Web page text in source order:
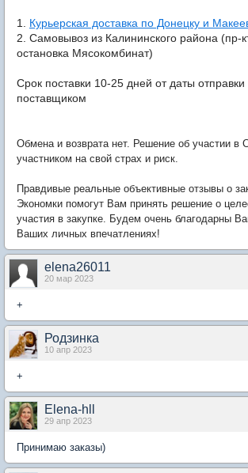
1. Курьерская доставка по Донецку и
2. Самовывоз из Калининского района (пр-
остановка Мясокомбинат)
Срок поставки 10-25 дней от даты
поставщиком
Обмена и возврата нет. Решение об участии в
участником на свой страх и риск.
Правдивые реальные объективные отзывы о
Экономки помогут Вам принять решение о
участия в закупке. Будем очень благодарны
Ваших личных впечатлениях!
elena26011
20 мар 2023
+
Родзинка
10 апр 2023
+
Elena-hll
29 апр 2023
Принимаю заказы)